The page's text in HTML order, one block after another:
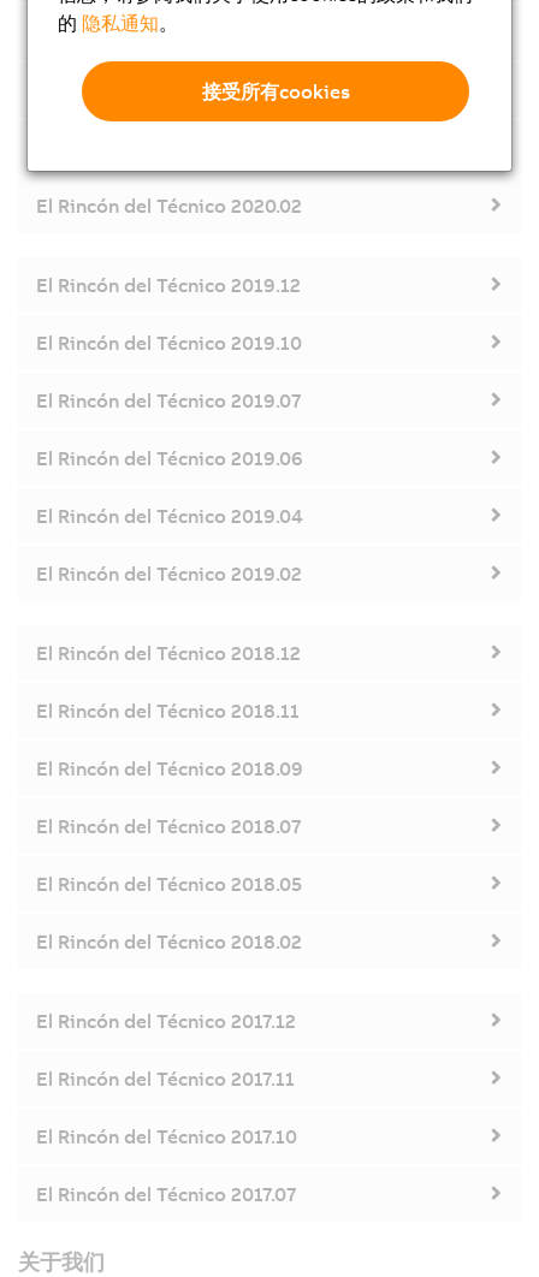
El Rincón del Técnico 2020.07
El Rincón del Técnico 2020.06
El Rincón del Técnico 2020.02
El Rincón del Técnico 2019.12
El Rincón del Técnico 2019.10
El Rincón del Técnico 2019.07
El Rincón del Técnico 2019.06
El Rincón del Técnico 2019.04
El Rincón del Técnico 2019.02
El Rincón del Técnico 2018.12
El Rincón del Técnico 2018.11
El Rincón del Técnico 2018.09
El Rincón del Técnico 2018.07
El Rincón del Técnico 2018.05
El Rincón del Técnico 2018.02
El Rincón del Técnico 2017.12
El Rincón del Técnico 2017.11
El Rincón del Técnico 2017.10
El Rincón del Técnico 2017.07
关于我们
的隐私通知。
接受所有cookies